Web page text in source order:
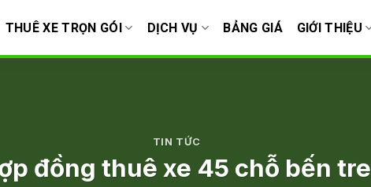
THUÊ XE TRỌN GÓI DỊCH VỤ BẢNG GIÁ GIỚI THIỆU
TIN TỨC
đồng thuê xe 45 chỗ bến tre